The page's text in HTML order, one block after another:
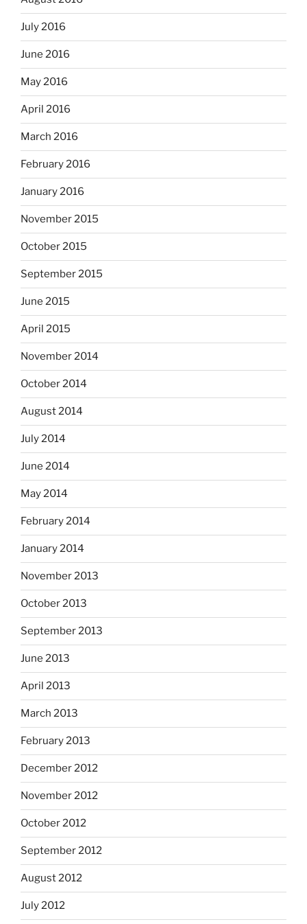
July 2016
June 2016
May 2016
April 2016
March 2016
February 2016
January 2016
November 2015
October 2015
September 2015
June 2015
April 2015
November 2014
October 2014
August 2014
July 2014
June 2014
May 2014
February 2014
January 2014
November 2013
October 2013
September 2013
June 2013
April 2013
March 2013
February 2013
December 2012
November 2012
October 2012
September 2012
August 2012
July 2012